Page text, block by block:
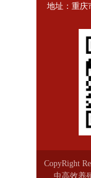
地址：重庆
CopyRight
虫高效养